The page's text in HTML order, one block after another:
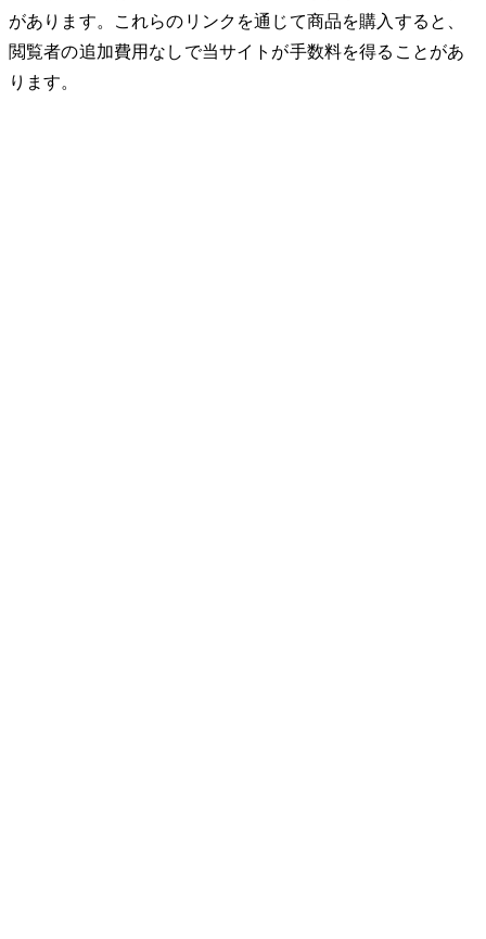
があります。これらのリンクを通じて商品を購入すると、
閲覧者の追加費用なしで当サイトが手数料を得ることがあ
ります。